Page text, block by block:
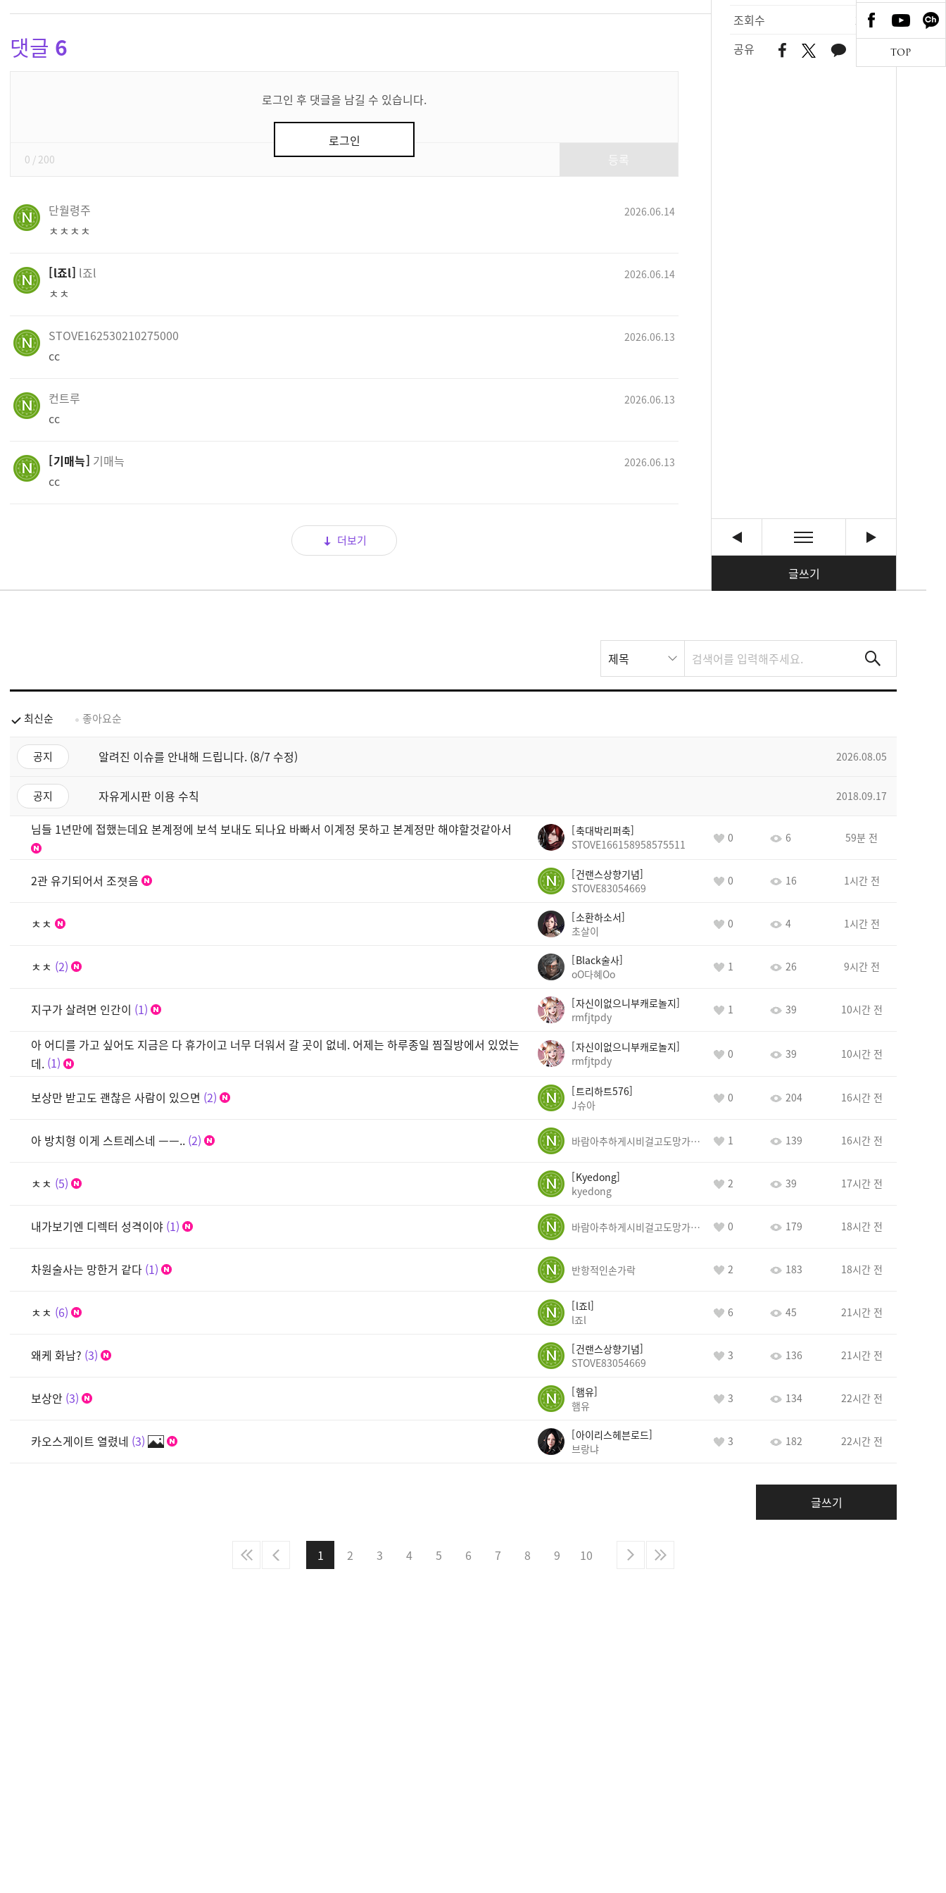
조회수
222
공유
글쓰기
댓글 6
로그인 후 댓글을 남길 수 있습니다.
로그인
0 / 200
단월령주 2026.06.14
ㅊㅊㅊㅊ
l죠l l죠l 2026.06.14
ㅊㅊ
STOVE162530210275000 2026.06.13
cc
컨트루 2026.06.13
cc
기매늑 기매늑 2026.06.13
cc
더보기
스
트
제목
최신순 좋아요순
공지 알려진 이슈를 안내해 드립니다. (8/7 수정) 2026.08.05
공지 자유게시판 이용 수칙 2018.09.17
님들 1년만에 접했는데요 본계정에 보석 보내도 되나요 바빠서 이계정 못하고 본계정만 해야할것같아서
축대박리퍼축
STOVE166158958575511
0 6 59분 전
2관 유기되어서 조졋음
건랜스상향기념
STOVE83054669
0 16 1시간 전
ㅊㅊ
소환하소서
초살이
0 4 1시간 전
ㅊㅊ 2
Black술사
oO다혜Oo
1 26 9시간 전
지구가 살려면 인간이 1
자신이없으니부캐로놀지
rmfjtpdy
1 39 10시간 전
아 어디를 가고 싶어도 지금은 다 휴가이고 너무 더워서 갈 곳이 없네. 어제는 하루종일 찜질방에서 있었는
데. 1
자신이없으니부캐로놀지
rmfjtpdy
0 39 10시간 전
보상만 받고도 괜찮은 사람이 있으면 2
트리하트576
J슈아
0 204 16시간 전
아 방치형 이게 스트레스네 ㅡㅡ.. 2 바람아추하게시비걸고도망가냐당당하게글써 1 139 16시간 전
ㅊㅊ 5
Kyedong
kyedong
2 39 17시간 전
내가보기엔 디렉터 성격이야 1 바람아추하게시비걸고도망가냐당당하게글써 0 179 18시간 전
차원술사는 망한거 같다 1 반항적인손가락 2 183 18시간 전
ㅊㅊ 6
l죠l
l죠l
6 45 21시간 전
왜케 화남? 3
건랜스상향기념
STOVE83054669
3 136 21시간 전
보상안 3
햄유
햄유
3 134 22시간 전
카오스게이트 열렸네 3
아이리스헤븐로드
브랑냐
3 182 22시간 전
글쓰기
1 2 3 4 5 6 7 8 9 10
TOP